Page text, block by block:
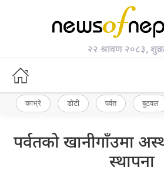
२२ श्रावण २०८३,
काभ्रे डोटी पर्वत बुटवल
पर्वतको खानीगाँउमा
स्थापना